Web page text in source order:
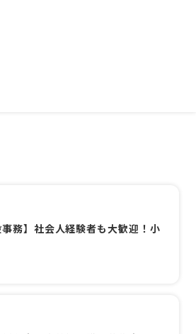
務】社会人経験者も大歓迎！小